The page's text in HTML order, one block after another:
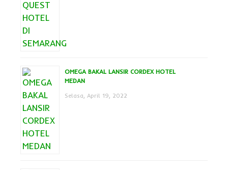
OMEGA BAKAL LANSIR CORDEX HOTEL
MEDAN
Selasa, April 19, 2022